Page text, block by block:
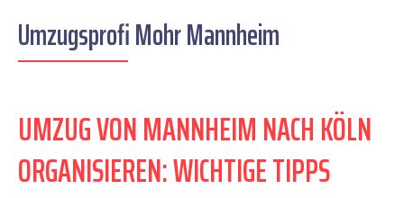
Umzugsprofi Mohr Mannheim
UMZUG VON MANNHEIM NACH KÖLN
ORGANISIEREN: WICHTIGE TIPPS